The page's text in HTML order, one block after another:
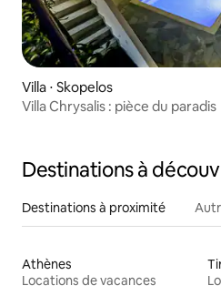
Villa ⋅ Skopelos
Villa Chrysalis : pièce du paradis
Destinations à
Destinations à proximité
Athènes
Locations de vacances